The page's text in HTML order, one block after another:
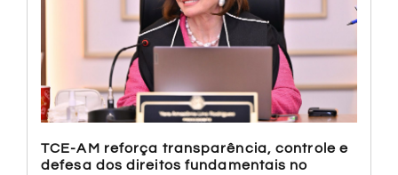
TCE-AM reforça transparência, controle e
defesa dos direitos fundamentais no